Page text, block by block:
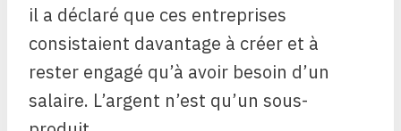
il a déclaré que ces entreprises
consistaient davantage à créer et à
rester engagé qu’à avoir besoin d’un
salaire. L’argent n’est qu’un sous-